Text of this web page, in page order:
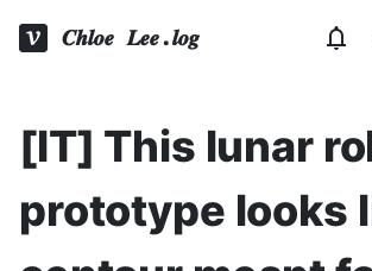
𝑪𝒉𝒍𝒐𝒆 𝑳𝒆𝒆.𝒍𝒐𝒈
[IT] This lunar
prototype looks